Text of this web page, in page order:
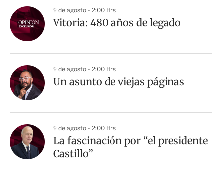
9 de agosto - 2:00 Hrs
Vitoria: 480 años de legado
9 de agosto - 2:00 Hrs
Un asunto de viejas páginas
9 de agosto - 2:00 Hrs
La fascinación por “el presidente
Castillo”